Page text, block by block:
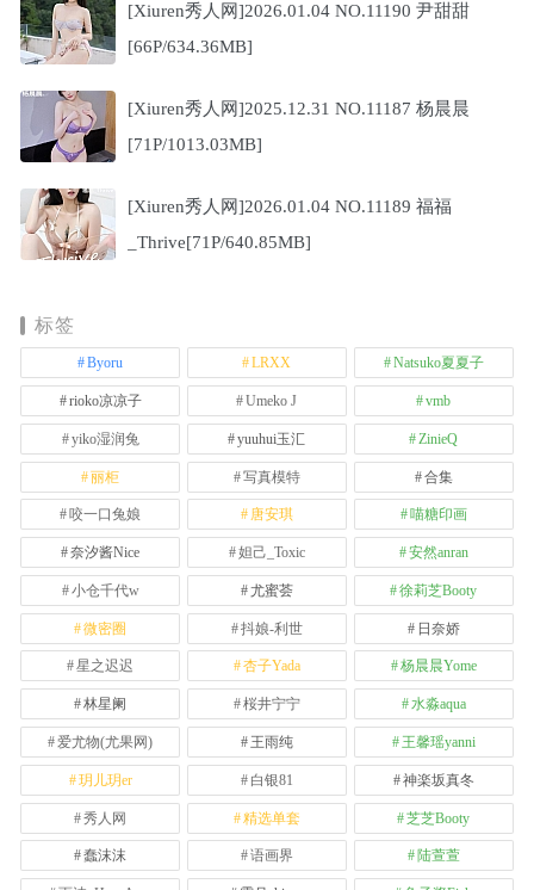
[Xiuren秀人网]2026.01.04 NO.11190 尹甜甜
[66P/634.36MB]
[Xiuren秀人网]2025.12.31 NO.11187 杨晨晨
[71P/1013.03MB]
[Xiuren秀人网]2026.01.04 NO.11189 福福
_Thrive[71P/640.85MB]
标签
Byoru LRXX Natsuko夏夏子
rioko凉凉子 Umeko J vmb
yiko湿润兔 yuuhui玉汇 ZinieQ
丽柜 写真模特 合集
咬一口兔娘 唐安琪 喵糖印画
奈汐酱Nice 妲己_Toxic 安然anran
小仓千代w 尤蜜荟 徐莉芝Booty
微密圈 抖娘-利世 日奈娇
星之迟迟 杏子Yada 杨晨晨Yome
林星阑 桜井宁宁 水淼aqua
爱尤物(尤果网) 王雨纯 王馨瑶yanni
玥儿玥er 白银81 神楽坂真冬
秀人网 精选单套 芝芝Booty
蠢沫沫 语画界 陆萱萱